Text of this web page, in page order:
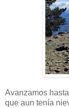
Avanzamos
que aun tenía